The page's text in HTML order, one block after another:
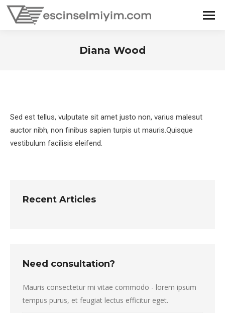
Diana Wood
Sed est tellus, vulputate sit amet justo non, varius malesut
auctor nibh, non finibus sapien turpis ut mauris.Quisque
vestibulum facilisis eleifend.
Recent Articles
Need consultation?
Mauris consectetur mi vitae commodo - lorem ipsum
tempus purus, et feugiat lectus efficitur eget.